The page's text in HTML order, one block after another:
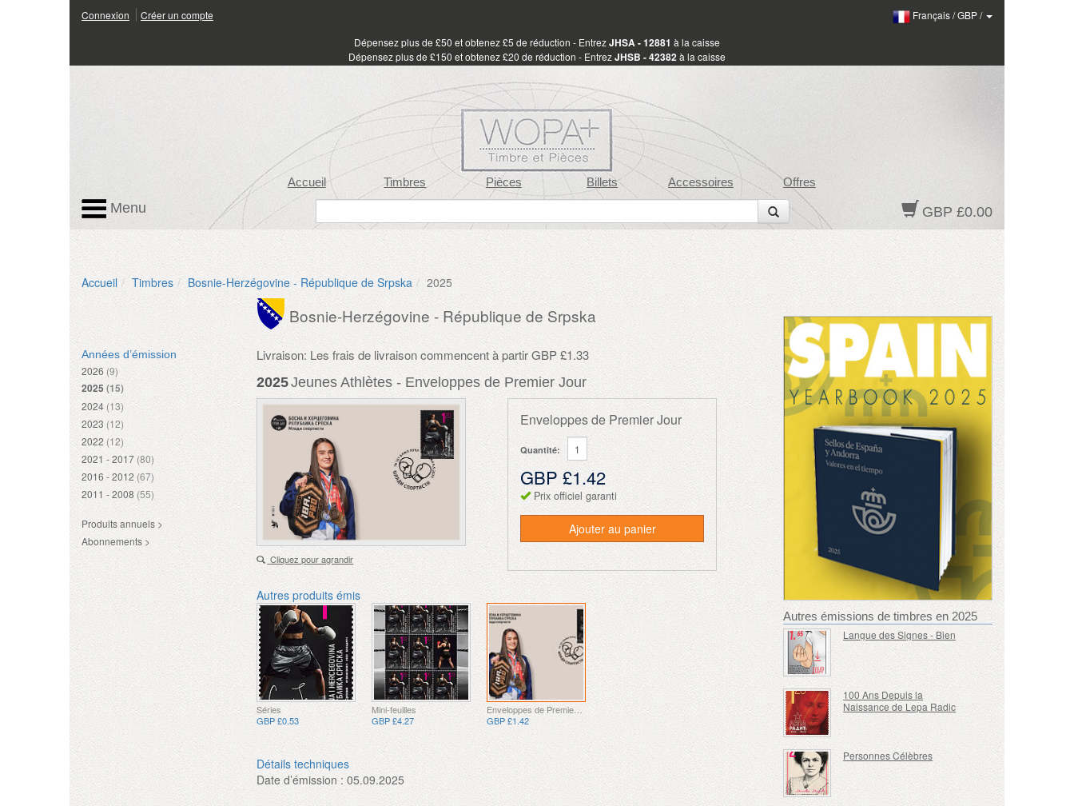
Connexion Créer un compte Français/GBP/
Dépensez plus de £50 et obtenez £5 de réduction - EntrezJHSA - 12881 à la caisse
Dépensez plus de £150 et obtenez £20 de réduction - EntrezJHSB - 42382à la caisse
Accueil Timbres Pièces Billets Accessoires Offres
GBP £0.00
Menu
Accueil Timbres Bosnie-Herzégovine - République de Srpska 2025
Années d’émission
2026 (9)
2025 (15)
2024 (13)
2023 (12)
2022 (12)
2021 - 2017 (80)
2016 - 2012 (67)
2011 - 2008 (55)
Produits annuels >
Abonnements >
Bosnie-Herzégovine - République de Srpska
Livraison: Les frais de livraison commencent à partir GBP £1.33
2025Jeunes Athlètes - Enveloppes de Premier Jour
Cliquez pour agrandir
Enveloppes de Premier Jour
Quantité:
GBP £1.42
Prix officiel garanti
Ajouter au panier
Autres produits émis
Séries
GBP £0.53
Mini-feuilles
GBP £4.27
GBP £1.42
Détails techniques
Date d’émission : 05.09.2025
Autres émissions de timbres en 2025
Langue des Signes - Bien
100 Ans Depuis la
Naissance de Lepa Radic
Personnes Célèbres